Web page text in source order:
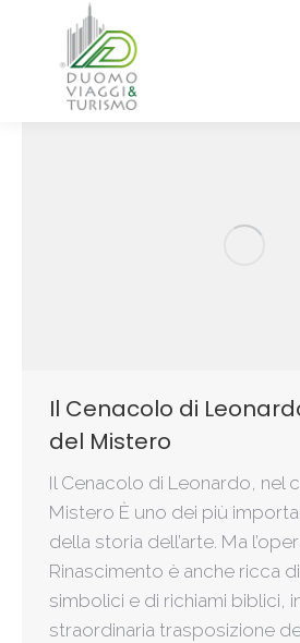
Il Cenacolo di
del Mistero
Il Cenacolo di Leonardo, nel
Mistero È uno dei più
della storia dell’arte. Ma
Rinascimento è anche ricca
simbolici e di richiami biblici,
straordinaria trasposizione